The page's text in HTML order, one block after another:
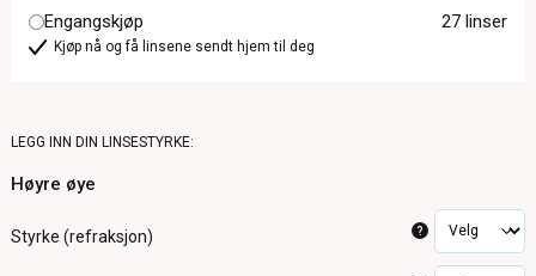
Engangskjøp 27 linser
Kjøp nå og få linsene sendt hjem til deg
LEGG INN DIN LINSESTYRKE:
Høyre øye
Styrke (refraksjon) ?